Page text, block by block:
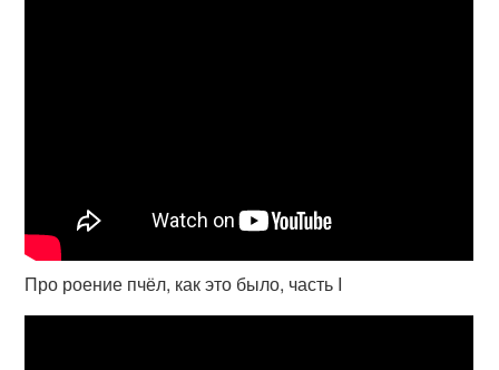
Про роение пчёл, как это было, часть I